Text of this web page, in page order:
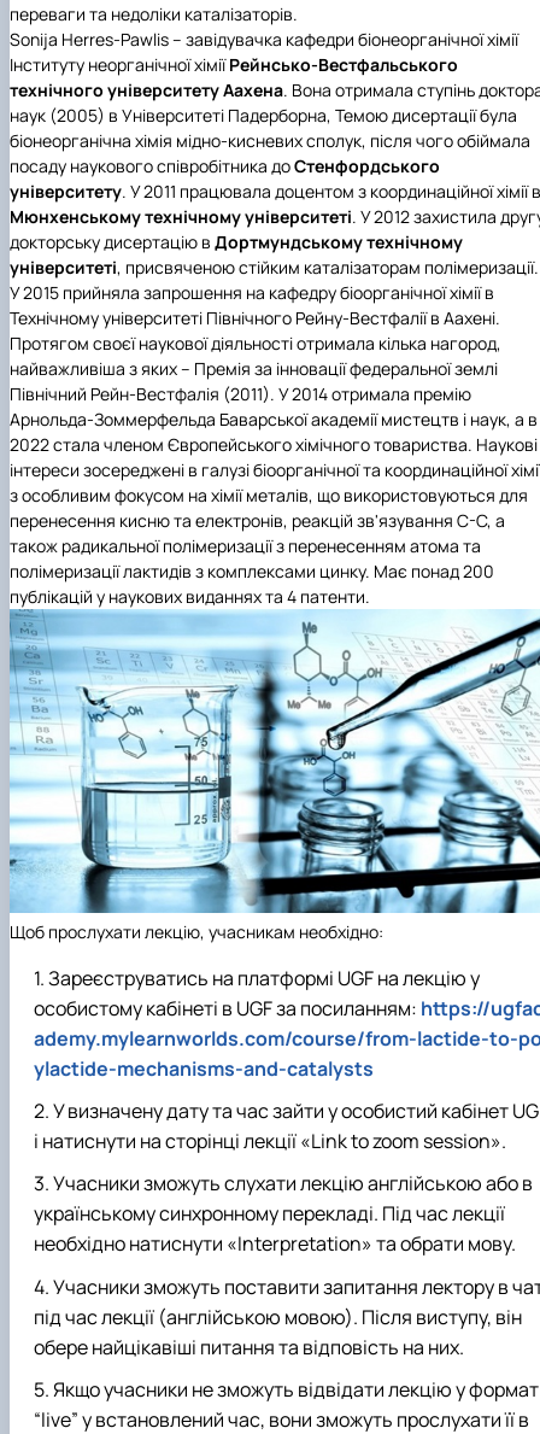
переваги та недоліки каталізаторів.
Sonija Herres-Pawlis – завідувачка кафедри біонеорганічної хімії
Інституту неорганічної хіміїРейнсько-Вестфальського
технічного університету Аахена. Вона отримала ступінь
наук (2005) в Університеті Падерборна, Темою дисертації була
біонеорганічна хімія мідно-кисневих сполук, після чого обіймала
посаду наукового співробітника доСтенфордського
університету. У 2011 працювала доцентом з координаційної хімії в
Мюнхенському технічному університеті. У 2012 захистила
докторську дисертацію в Дортмундському технічному
університеті, присвяченою стійким каталізаторам полімеризації.
У 2015 прийняла запрошення на кафедру біоорганічної хімії в
Технічному університеті Північного Рейну-Вестфалії в Аахені.
Протягом своєї наукової діяльності отримала кілька нагород,
найважливіша з яких – Премія за інновації федеральної землі
Північний Рейн-Вестфалія (2011). У 2014 отримала премію
Арнольда-Зоммерфельда Баварської академії мистецтв і наук, а в
2022 стала членом Європейського хімічного товариства. Наукові
інтереси зосереджені в галузі біоорганічної та координаційної
з особливим фокусом на хімії металів, що використовуються для
перенесення кисню та електронів, реакцій зв'язування С-С, а
також радикальної полімеризації з перенесенням атома та
полімеризації лактидів з комплексами цинку. Має понад 200
публікацій у наукових виданнях та 4 патенти.
Щоб прослухати лекцію, учасникам необхідно:
Зареєструватись на платформі UGF на лекцію у
особистому кабінеті в UGF за посиланням: https://
ademy.mylearnworlds.com/course/from-lactide-to-
ylactide-mechanisms-and-catalysts
У визначену дату та час зайти у особистий кабінет
і натиснути на сторінці лекції «Link to zoom session».
Учасники зможуть слухати лекцію англійською або в
українському синхронному перекладі. Під час лекції
необхідно натиснути «Interpretation» та обрати мову.
Учасники зможуть поставити запитання лектору в
під час лекції (англійською мовою). Після виступу, він
обере найцікавіші питання та відповість на них.
Якщо учасники не зможуть відвідати лекцію у
“live” у встановлений час, вони зможуть прослухати її в